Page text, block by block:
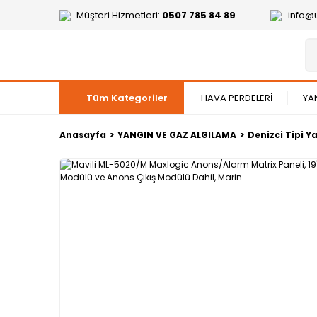
Müşteri Hizmetleri: 0507 785 84 89
Tüm Kategoriler HAVA PERDELERİ
Anasayfa YANGIN VE GAZ ALGILAMA Denizci Tipi